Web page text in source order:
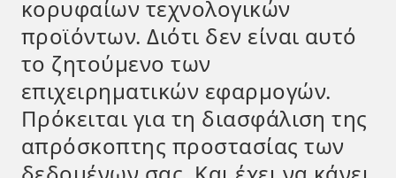
κορυφαίων τεχνολογικών
προϊόντων. Διότι δεν είναι αυτό
το ζητούμενο των
επιχειρηματικών εφαρμογών.
Πρόκειται για τη διασφάλιση της
απρόσκοπτης προστασίας των